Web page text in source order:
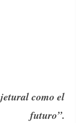
como el
futuro”.